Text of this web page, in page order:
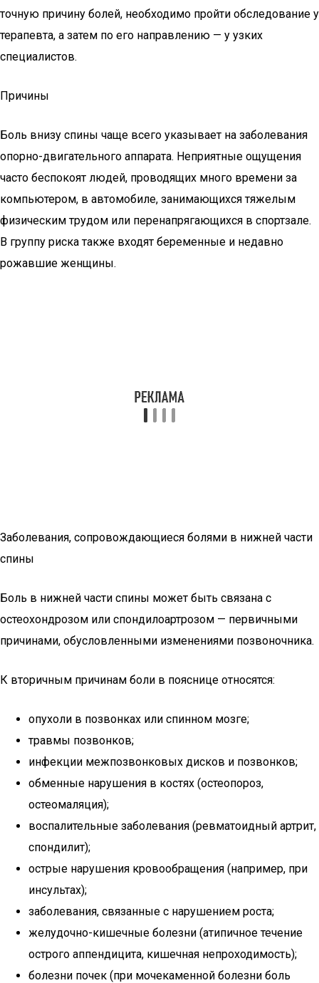
точную причину болей, необходимо пройти обследование у
терапевта, а затем по его направлению — у узких
специалистов.
Причины
Боль внизу спины чаще всего указывает на заболевания
опорно-двигательного аппарата. Неприятные ощущения
часто беспокоят людей, проводящих много времени за
компьютером, в автомобиле, занимающихся тяжелым
физическим трудом или перенапрягающихся в спортзале.
В группу риска также входят беременные и недавно
рожавшие женщины.
Заболевания, сопровождающиеся болями в нижней части
спины
Боль в нижней части спины может быть связана с
остеохондрозом или спондилоартрозом — первичными
причинами, обусловленными изменениями позвоночника.
К вторичным причинам боли в пояснице относятся:
опухоли в позвонках или спинном мозге;
травмы позвонков;
инфекции межпозвонковых дисков и позвонков;
обменные нарушения в костях (остеопороз,
остеомаляция);
воспалительные заболевания (ревматоидный артрит,
спондилит);
острые нарушения кровообращения (например, при
инсультах);
заболевания, связанные с нарушением роста;
желудочно-кишечные болезни (атипичное течение
острого аппендицита, кишечная непроходимость);
болезни почек (при мочекаменной болезни боль